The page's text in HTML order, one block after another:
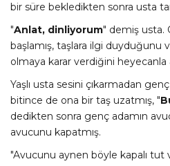
bir süre bekledikten sonra usta
"Anlat, dinliyorum" demiş usta.
başlamış, taşlara ilgi duyduğunu
olmaya karar verdiğini heyecanla
Yaşlı usta sesini çıkarmadan
bitince de ona bir taş uzatmış, "
dedikten sonra genç adamın
avucunu kapatmış.
"Avucunu aynen böyle kapalı tut